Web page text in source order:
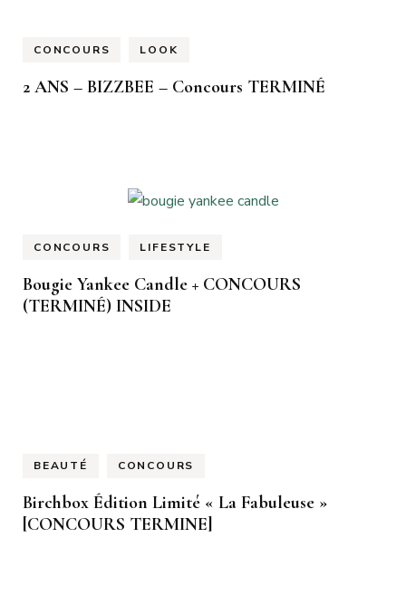
CONCOURS LOOK
2 ANS – BIZZBEE – Concours TERMINÉ
CONCOURS LIFESTYLE
Bougie Yankee Candle + CONCOURS
(TERMINÉ) INSIDE
BEAUTÉ CONCOURS
Birchbox Édition Limité « La Fabuleuse »
[CONCOURS TERMINE]